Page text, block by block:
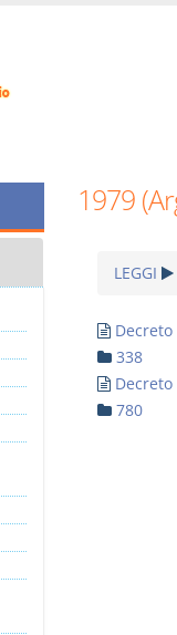
1979
LEGGI
338
780